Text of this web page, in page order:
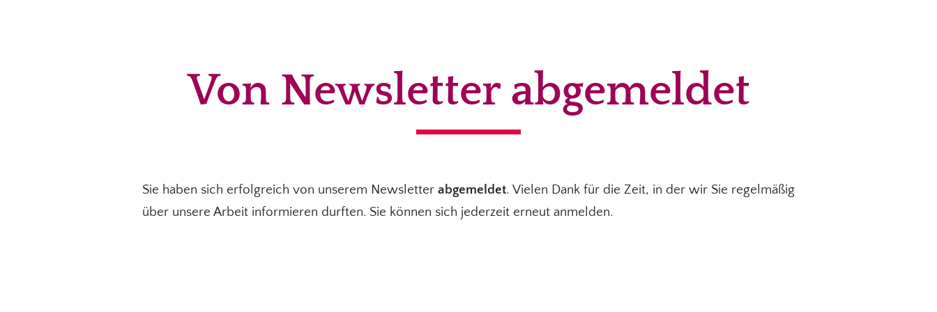
Von Newsletter abgemeldet
Sie haben sich erfolgreich von unserem Newsletter abgemeldet. Vielen Dank für die Zeit, in der wir Sie regelmäßig
über unsere Arbeit informieren durften. Sie können sich jederzeit erneut anmelden.